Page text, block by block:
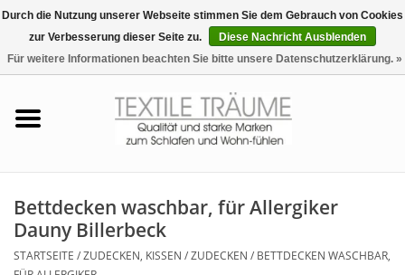
0 Artikel - €0,00
Tag & Nachtwäsche
Bettdecken waschbar, für Allergiker
Dauny Billerbeck
STARTSEITE /ZUDECKEN, KISSEN /ZUDECKEN / BETTDECKEN WASCHBAR,
Durch die Nutzung unserer Webseite stimmen Sie dem Gebrauch von Cookies
zur Verbesserung dieser Seite zu.
Diese Nachricht Ausblenden
Für weitere Informationen beachten Sie bitte unsere Datenschutzerklärung. »